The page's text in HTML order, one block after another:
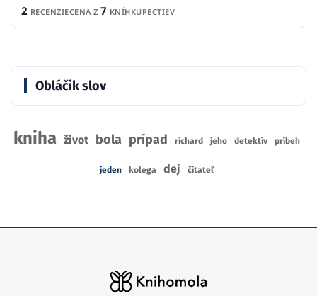
2 RECENZIECENA Z 7 KNÍHKUPECTIEV
Obláčik slov
kniha život bola prípad richard jeho detektív príbeh
jeden kolega dej čitateľ